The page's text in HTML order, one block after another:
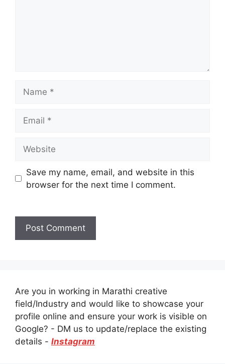
Save my name, email, and website in this
browser for the next time I comment.
Are you in working in Marathi creative
field/Industry and would like to showcase your
profile online and ensure your work is visible on
Google? - DM us to update/replace the existing
details - Instagram